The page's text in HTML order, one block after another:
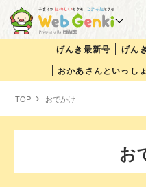
げんき最新号 げん
おかあさんといっしょ
TOP おでかけ
お